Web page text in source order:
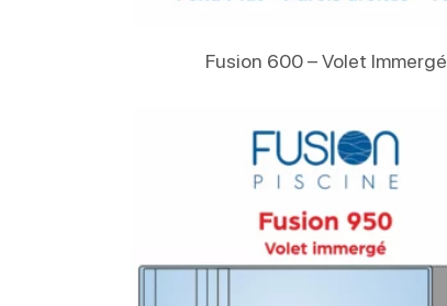
Fusion 600 – Volet Immergé